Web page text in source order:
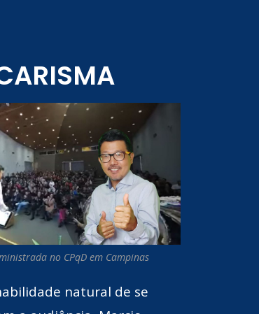
no CPqD em Campinas
natural de se